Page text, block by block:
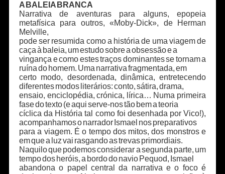
A BALEIA BRANCA
Narrativa de aventuras para alguns, epopeia
metafísica para outros, «Moby-Dick», de Herman
Melville,
pode ser resumida como a história de uma viagem de
caça à baleia, um estudo sobre a obsessão e a
vingança e como estes traços dominantes se tornam a
ruína do homem. Uma narrativa fragmentada, em
certo modo, desordenada, dinâmica, entretecendo
diferentes modos literários: conto, sátira, drama,
ensaio, enciclopédia, crónica, lírica… Numa primeira
fase do texto (e aqui serve-nos tão bem a teoria
cíclica da História tal como foi desenhada por Vico!),
acompanhamos o narrador Ismael nos preparativos
para a viagem. É o tempo dos mitos, dos monstros e
em que a luz vai rasgando as trevas primordiais.
Naquilo que podemos considerar a segunda parte, um
tempo dos heróis, a bordo do navio Pequod, Ismael
abandona o papel central da narrativa e o foco é